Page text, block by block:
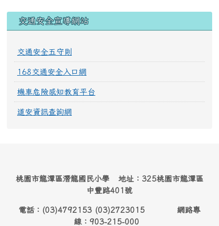
交通安全宣導網站
交通安全五守則
168交通安全入口網
機車危險感知教育平台
道安資訊查詢網
桃園市龍潭區潛龍國民小學 地址：325桃園市龍潭區
中豐路401號
電話：(03)4792153 (03)2723015 網路專
線：903-215-000